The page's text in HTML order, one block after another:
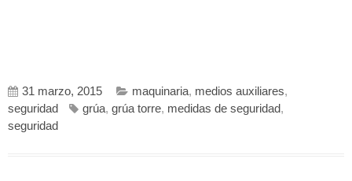
31 marzo, 2015 maquinaria, medios auxiliares,
seguridad
grúa, grúa torre, medidas de seguridad,
seguridad